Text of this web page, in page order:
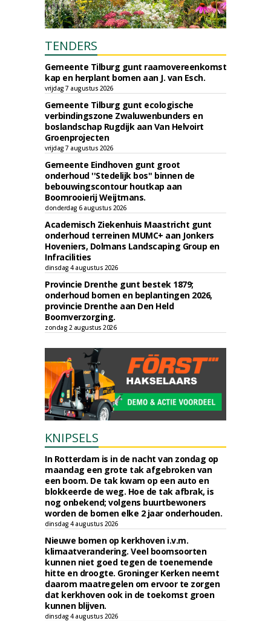
TENDERS
Gemeente Tilburg gunt raamovereenkomst
kap en herplant bomen aan J. van Esch.
vrijdag 7 augustus 2026
Gemeente Tilburg gunt ecologische
verbindingszone Zwaluwenbunders en
boslandschap Rugdijk aan Van Helvoirt
Groenprojecten
vrijdag 7 augustus 2026
Gemeente Eindhoven gunt groot
onderhoud ''Stedelijk bos'' binnen de
bebouwingscontour houtkap aan
Boomrooierij Weijtmans.
donderdag 6 augustus 2026
Academisch Ziekenhuis Maastricht gunt
onderhoud terreinen MUMC+ aan Jonkers
Hoveniers, Dolmans Landscaping Group en
Infracilities
dinsdag 4 augustus 2026
Provincie Drenthe gunt bestek 1879;
onderhoud bomen en beplantingen 2026,
provincie Drenthe aan Den Held
Boomverzorging.
zondag 2 augustus 2026
KNIPSELS
In Rotterdam is in de nacht van zondag op
maandag een grote tak afgebroken van
een boom. De tak kwam op een auto en
blokkeerde de weg. Hoe de tak afbrak, is
nog onbekend; volgens buurtbewoners
worden de bomen elke 2 jaar onderhouden.
dinsdag 4 augustus 2026
Nieuwe bomen op kerkhoven i.v.m.
klimaatverandering. Veel boomsoorten
kunnen niet goed tegen de toenemende
hitte en droogte. Groninger Kerken neemt
daarom maatregelen om ervoor te zorgen
dat kerkhoven ook in de toekomst groen
kunnen blijven.
dinsdag 4 augustus 2026